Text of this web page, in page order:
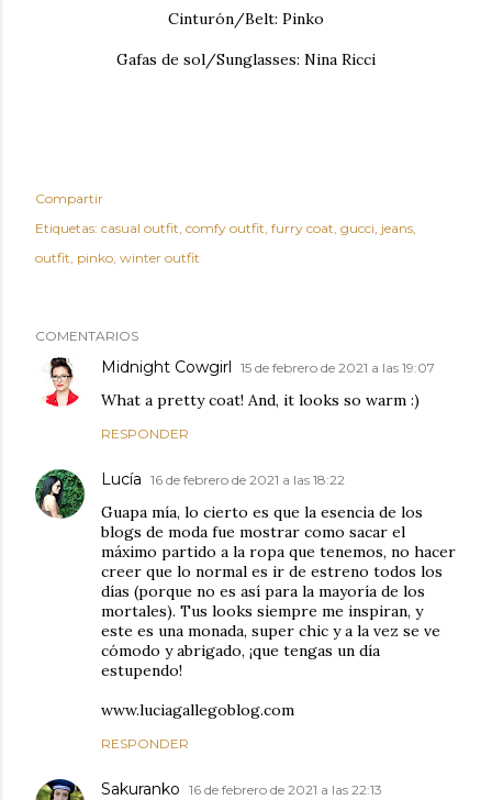
Cinturón/Belt: Pinko
Gafas de sol/Sunglasses: Nina Ricci
Compartir
Etiquetas: casual outfit comfy outfit furry coat gucci jeans
outfit pinko winter outfit
COMENTARIOS
Midnight Cowgirl 15 de febrero de 2021 a las 19:07
What a pretty coat! And, it looks so warm :)
RESPONDER
Lucía 16 de febrero de 2021 a las 18:22
Guapa mía, lo cierto es que la esencia de los
blogs de moda fue mostrar como sacar el
máximo partido a la ropa que tenemos, no hacer
creer que lo normal es ir de estreno todos los
días (porque no es así para la mayoría de los
mortales). Tus looks siempre me inspiran, y
este es una monada, super chic y a la vez se ve
cómodo y abrigado, ¡que tengas un día
estupendo!
www.luciagallegoblog.com
RESPONDER
Sakuranko 16 de febrero de 2021 a las 22:13